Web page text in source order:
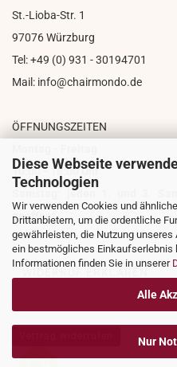
Diese Webseite
Technologien
Wir verwenden Cookies und
Drittanbietern, um die ordentliche
gewährleisten, die Nutzung
ein bestmögliches Einkaufserlebnis
Informationen finden Sie in unserer
Alle
Nur
St.-Lioba-Str. 1
97076 Würzburg
Tel: +49 (0) 931 - 30194701
Mail: info@chairmondo.de
ÖFFNUNGSZEITEN
10:00 - 18:00 Uhr
Samstag: jeden 1. und 3.
geöffnet